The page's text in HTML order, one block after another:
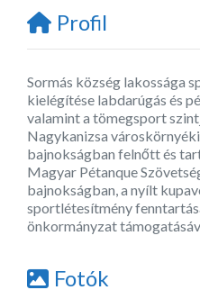
Profil
Sormás község lakossága
kielégítése labdarúgás és
valamint a tömegsport
Nagykanizsa
bajnokságban felnőtt és
Magyar Pétanque
bajnokságban, a nyílt
sportlétesítmény
önkormányzat
Fotók